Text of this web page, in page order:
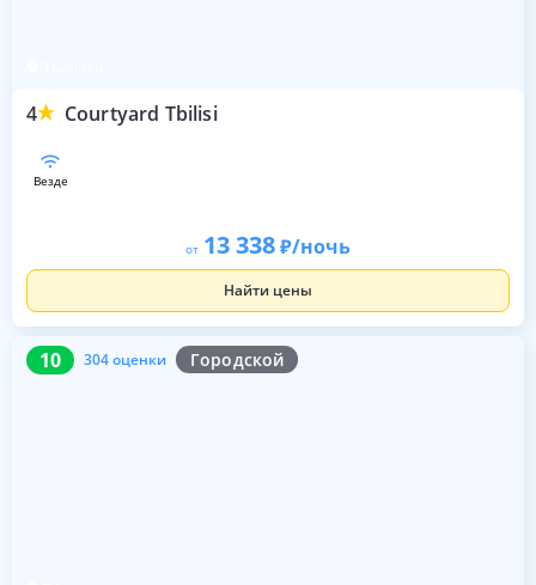
4 Courtyard Tbilisi
везде
от 13 338 /ночь
Найти цены
10 304 оценки Городской
10 304 оценки